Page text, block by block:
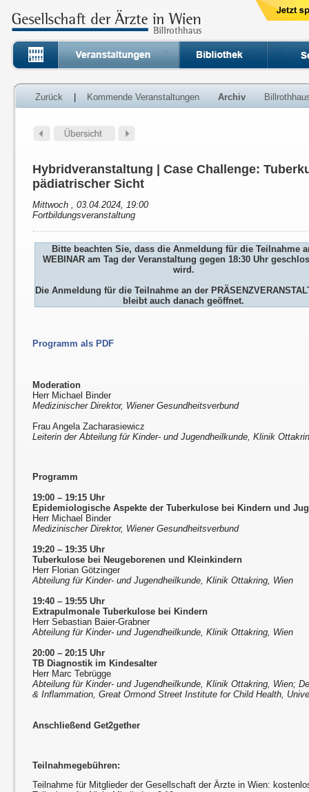
Zurück Kommende Veranstaltungen Archiv
Hybridveranstaltung | Case Challenge:
pädiatrischer Sicht
Mittwoch , 03.04.2024, 19:00
Fortbildungsveranstaltung
Bitte beachten Sie, dass die Anmeldung für die Teilnahme
WEBINAR am Tag der Veranstaltung gegen 18:30 Uhr
wird.
Die Anmeldung für die Teilnahme an der
bleibt auch danach geöffnet.
Programm als PDF
Moderation
Herr Michael Binder
Medizinischer Direktor, Wiener Gesundheitsverbund
Frau Angela Zacharasiewicz
Leiterin der Abteilung für Kinder- und Jugendheilkunde, Klinik
Programm
19:00 – 19:15 Uhr
Epidemiologische Aspekte der Tuberkulose bei Kindern und
Herr Michael Binder
Medizinischer Direktor, Wiener Gesundheitsverbund
19:20 – 19:35 Uhr
Tuberkulose bei Neugeborenen und Kleinkindern
Herr Florian Götzinger
Abteilung für Kinder- und Jugendheilkunde, Klinik Ottakring, Wien
19:40 – 19:55 Uhr
Extrapulmonale Tuberkulose bei Kindern
Herr Sebastian Baier-Grabner
Abteilung für Kinder- und Jugendheilkunde, Klinik Ottakring, Wien
20:00 – 20:15 Uhr
TB Diagnostik im Kindesalter
Herr Marc Tebrügge
Abteilung für Kinder- und Jugendheilkunde, Klinik Ottakring, Wien;
& Inflammation, Great Ormond Street Institute for Child Health,
Anschließend Get2gether
Teilnahmegebühren:
Teilnahme für Mitglieder der Gesellschaft der Ärzte in Wien: